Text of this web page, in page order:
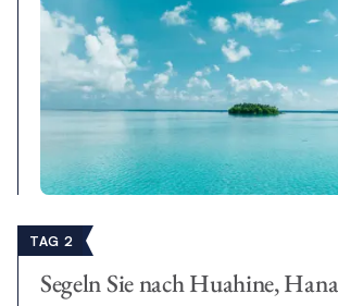
TAG 2
Segeln Sie nach Huahine,